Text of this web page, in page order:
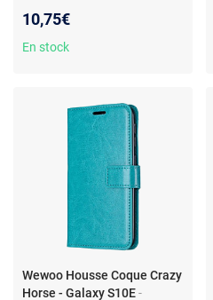
robuste
10,75€
En stock
Wewoo Housse Coque Crazy
Horse - Galaxy S10E-